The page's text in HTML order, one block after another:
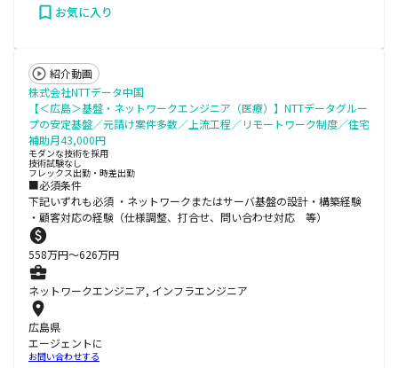
お気に入り
紹介動画
株式会社NTTデータ中国
【＜広島＞基盤・ネットワークエンジニア（医療）】NTTデータグルー
プの安定基盤／元請け案件多数／上流工程／リモートワーク制度／住宅
補助月43,000円
モダンな技術を採用
技術試験なし
フレックス出勤・時差出勤
■必須条件
下記いずれも必須 ・ネットワークまたはサーバ基盤の設計・構築経験
・顧客対応の経験（仕様調整、打合せ、問い合わせ対応 等）
558万円〜626万円
ネットワークエンジニア, インフラエンジニア
広島県
エージェントに
お問い合わせする